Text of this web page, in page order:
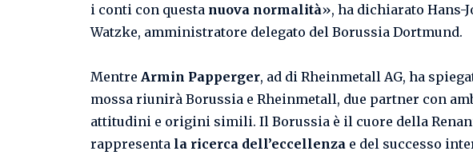
i conti con questa nuova normalità», ha dichiarato Hans-
Watzke, amministratore delegato del Borussia Dortmund.
Mentre Armin Papperger, ad di Rheinmetall AG, ha
mossa riunirà Borussia e Rheinmetall, due partner con
attitudini e origini simili. Il Borussia è il cuore della
rappresenta la ricerca dell’eccellenza e del successo